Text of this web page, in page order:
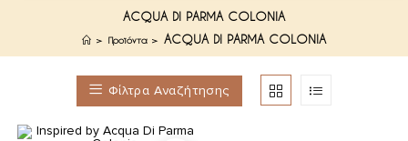
ACQUA DI PARMA COLONIA
> Προϊόντα > ACQUA DI PARMA COLONIA
Φίλτρα Αναζήτησης